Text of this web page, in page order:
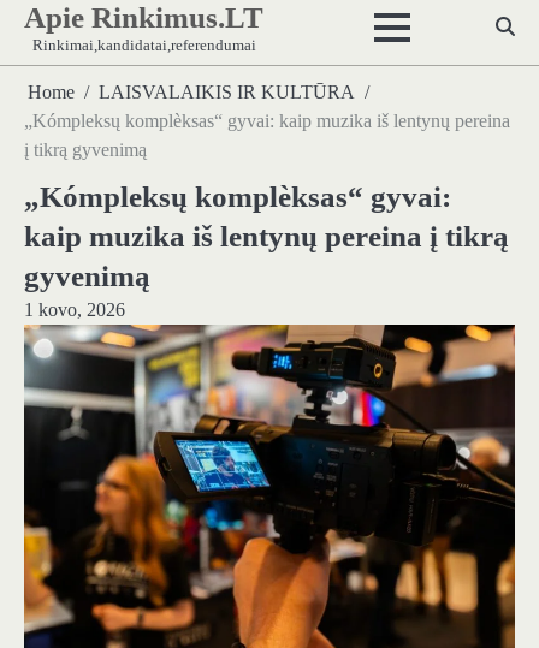
Skip
content
Apie Rinkimus.LT
Rinkimai,kandidatai,referendumai
Home
LAISVALAIKIS IR KULTŪRA
„Kómpleksų komplèksas“ gyvai: kaip muzika iš lentynų pereina
į tikrą gyvenimą
„Kómpleksų komplèksas“ gyvai:
kaip muzika iš lentynų pereina į tikrą
gyvenimą
1 kovo, 2026